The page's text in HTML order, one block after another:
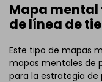
Mapa mental
de línea de
Este tipo de mapas
mapas mentales de
para la estrategia de